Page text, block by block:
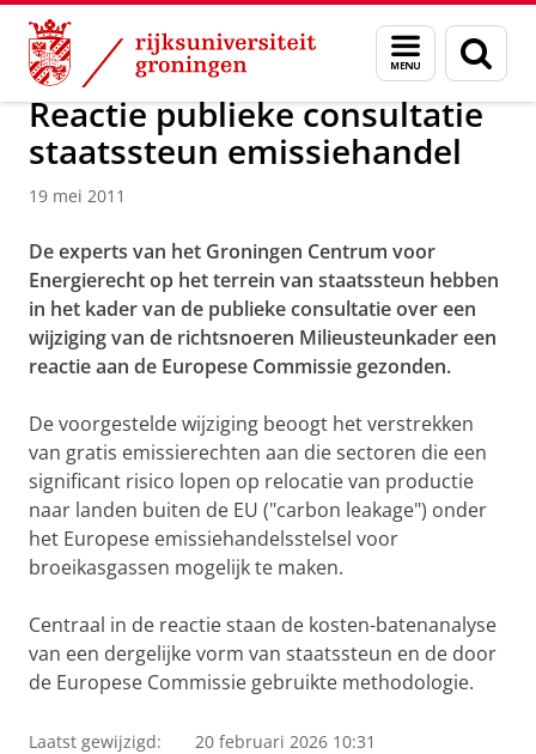
Skip
Content
Skip
Navigation
Menu
en
zoeken
Over ons Organisatie
Reactie publieke consultatie
staatssteun emissiehandel
19 mei 2011
De experts van het Groningen Centrum voor
Energierecht op het terrein van staatssteun hebben
in het kader van de publieke consultatie over een
wijziging van de richtsnoeren Milieusteunkader een
reactie aan de Europese Commissie gezonden.
De voorgestelde wijziging beoogt het verstrekken
van gratis emissierechten aan die sectoren die een
significant risico lopen op relocatie van productie
naar landen buiten de EU ("carbon leakage") onder
het Europese emissiehandelsstelsel voor
broeikasgassen mogelijk te maken.
Centraal in de reactie staan de kosten-batenanalyse
van een dergelijke vorm van staatssteun en de door
de Europese Commissie gebruikte methodologie.
Laatst gewijzigd: 20 februari 2026 10:31